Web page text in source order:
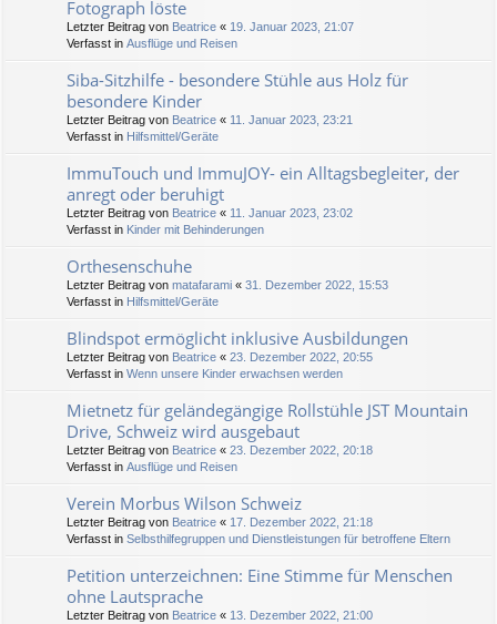
Fotograph löste
Letzter Beitrag von Beatrice « 19. Januar 2023, 21:07
Verfasst in Ausflüge und Reisen
Siba-Sitzhilfe - besondere Stühle aus Holz für
besondere Kinder
Letzter Beitrag von Beatrice « 11. Januar 2023, 23:21
Verfasst in Hilfsmittel/Geräte
ImmuTouch und ImmuJOY- ein Alltagsbegleiter, der
anregt oder beruhigt
Letzter Beitrag von Beatrice « 11. Januar 2023, 23:02
Verfasst in Kinder mit Behinderungen
Orthesenschuhe
Letzter Beitrag von matafarami « 31. Dezember 2022, 15:53
Verfasst in Hilfsmittel/Geräte
Blindspot ermöglicht inklusive Ausbildungen
Letzter Beitrag von Beatrice « 23. Dezember 2022, 20:55
Verfasst in Wenn unsere Kinder erwachsen werden
Mietnetz für geländegängige Rollstühle JST Mountain
Drive, Schweiz wird ausgebaut
Letzter Beitrag von Beatrice « 23. Dezember 2022, 20:18
Verfasst in Ausflüge und Reisen
Verein Morbus Wilson Schweiz
Letzter Beitrag von Beatrice « 17. Dezember 2022, 21:18
Verfasst in Selbsthilfegruppen und Dienstleistungen für betroffene Eltern
Petition unterzeichnen: Eine Stimme für Menschen
ohne Lautsprache
Letzter Beitrag von Beatrice « 13. Dezember 2022, 21:00